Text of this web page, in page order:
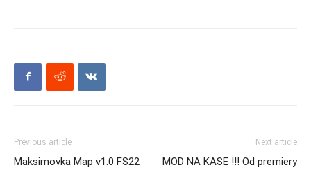
Previous article
Maksimovka Map v1.0 FS22
Next article
MOD NA KASE !!! Od premiery